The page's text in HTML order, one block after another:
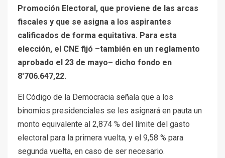
Promoción Electoral, que proviene de las arcas
fiscales y que se asigna a los aspirantes
calificados de forma equitativa. Para esta
elección, el CNE fijó –también en un reglamento
aprobado el 23 de mayo– dicho fondo en
8′706.647,22.
El Código de la Democracia señala que a los
binomios presidenciales se les asignará en pauta un
monto equivalente al 2,874 % del límite del gasto
electoral para la primera vuelta, y el 9,58 % para
segunda vuelta, en caso de ser necesario.